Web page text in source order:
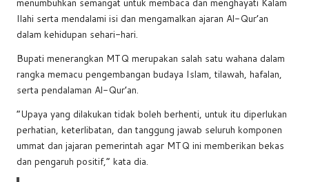
Ilahi serta mendalami isi dan mengamalkan ajaran Al-Qur’an
dalam kehidupan sehari-hari.
Bupati menerangkan MTQ merupakan salah satu wahana dalam
rangka memacu pengembangan budaya Islam, tilawah, hafalan,
serta pendalaman Al-Qur’an.
“Upaya yang dilakukan tidak boleh berhenti, untuk itu diperlukan
perhatian, keterlibatan, dan tanggung jawab seluruh komponen
ummat dan jajaran pemerintah agar MTQ ini memberikan bekas
dan pengaruh positif,” kata dia.